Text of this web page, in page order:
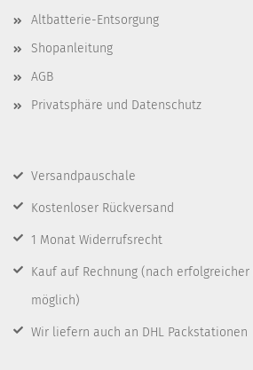
Altbatterie-Entsorgung
Shopanleitung
AGB
Privatsphäre und Datenschutz
Versandpauschale
Kostenloser Rückversand
1 Monat Widerrufsrecht
Kauf auf Rechnung (nach
möglich)
Wir liefern auch an DHL Packstationen